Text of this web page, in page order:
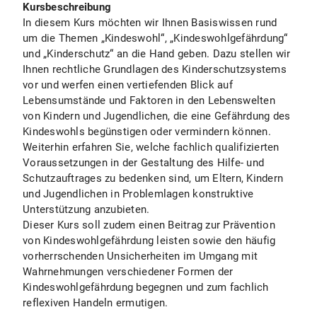
Kursbeschreibung
In diesem Kurs möchten wir Ihnen Basiswissen rund
um die Themen „Kindeswohl“, „Kindeswohlgefährdung“
und „Kinderschutz“ an die Hand geben. Dazu stellen wir
Ihnen rechtliche Grundlagen des Kinderschutzsystems
vor und werfen einen vertiefenden Blick auf
Lebensumstände und Faktoren in den Lebenswelten
von Kindern und Jugendlichen, die eine Gefährdung des
Kindeswohls begünstigen oder vermindern können.
Weiterhin erfahren Sie, welche fachlich qualifizierten
Voraussetzungen in der Gestaltung des Hilfe- und
Schutzauftrages zu bedenken sind, um Eltern, Kindern
und Jugendlichen in Problemlagen konstruktive
Unterstützung anzubieten.
Dieser Kurs soll zudem einen Beitrag zur Prävention
von Kindeswohlgefährdung leisten sowie den häufig
vorherrschenden Unsicherheiten im Umgang mit
Wahrnehmungen verschiedener Formen der
Kindeswohlgefährdung begegnen und zum fachlich
reflexiven Handeln ermutigen.